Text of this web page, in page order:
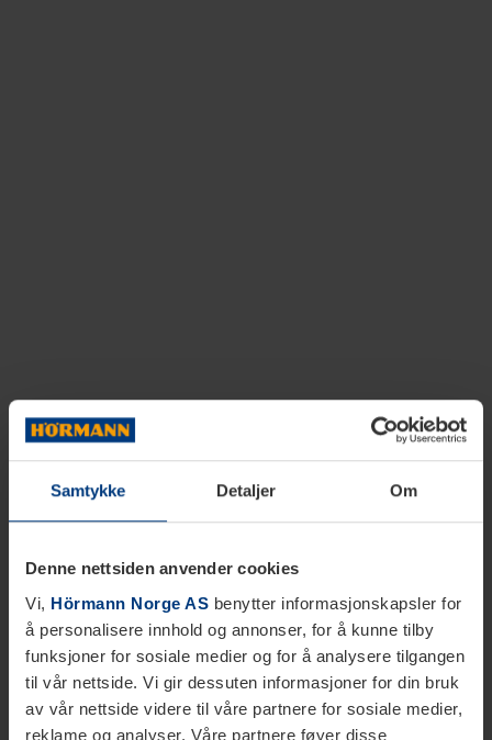
Samtykke Detaljer Om
Denne nettsiden anvender cookies
Vi, Hörmann Norge AS benytter informasjonskapsler for
å personalisere innhold og annonser, for å kunne tilby
funksjoner for sosiale medier og for å analysere tilgangen
til vår nettside. Vi gir dessuten informasjoner for din bruk
av vår nettside videre til våre partnere for sosiale medier,
reklame og analyser. Våre partnere føyer disse